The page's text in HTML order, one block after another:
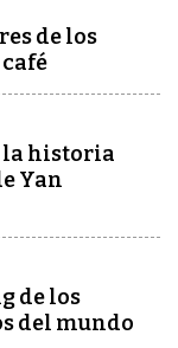
de los
la historia
Yan
de los
del mundo